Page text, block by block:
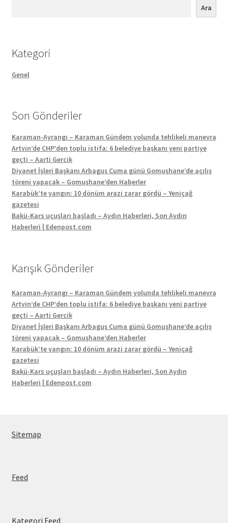
Ara
Kategori
Genel
Son Gönderiler
Karaman-Ayrangı – Karaman Gündem yolunda tehlikeli manevra
Artvin’de CHP’den toplu istifa: 6 belediye başkanı yeni partiye
geçti – Aarti Gercik
Diyanet İşleri Başkanı Arbaguş Cuma günü Gomuşhane’de açılış
töreni yapacak – Gomuşhane’den Haberler
Karabük’te yangın: 10 dönüm arazi zarar gördü – Yeniçağ
gazetesi
Bakü-Kars uçuşları başladı – Aydın Haberleri, Son Aydın
Haberleri | Edenpost.com
Karışık Gönderiler
Karaman-Ayrangı – Karaman Gündem yolunda tehlikeli manevra
Artvin’de CHP’den toplu istifa: 6 belediye başkanı yeni partiye
geçti – Aarti Gercik
Diyanet İşleri Başkanı Arbaguş Cuma günü Gomuşhane’de açılış
töreni yapacak – Gomuşhane’den Haberler
Karabük’te yangın: 10 dönüm arazi zarar gördü – Yeniçağ
gazetesi
Bakü-Kars uçuşları başladı – Aydın Haberleri, Son Aydın
Haberleri | Edenpost.com
Sitemap
Feed
Kategori Feed